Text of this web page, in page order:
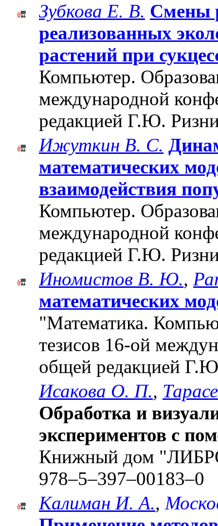
Зубкова Е. В. Смены
реализованных
растений при
Компьютер.
международной
редакцией Г.Ю.
Ижуткин В. С.
математических
взаимодействия
Компьютер.
международной
редакцией Г.Ю.
Иномистов В. Ю.,
математических
"Математика.
тезисов 16-ой
общей редакцией
Исакова О. П.,
Обработка и
экспериментов с
Книжный дом
978–5–397–00183–0
Калиман И. А.,